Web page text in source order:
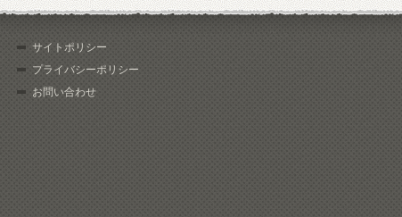
サイトポリシー
プライバシーポリシー
お問い合わせ